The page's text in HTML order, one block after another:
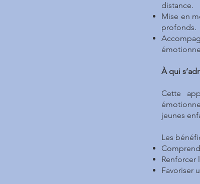
distance.
Mise en
profonds.
À qui
Cette
jeunes
Les
Renforcer
Favoriser